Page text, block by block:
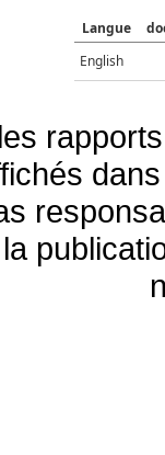
Langue
English